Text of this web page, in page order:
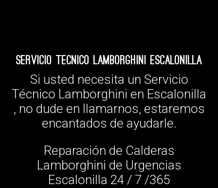
Servicio Tecnico Lamborghini Escalonilla
Si usted necesita un Servicio
Técnico Lamborghini en Escalonilla
, no dude en llamarnos, estaremos
encantados de ayudarle.
Reparación de Calderas
Lamborghini de Urgencias
Escalonilla 24 / 7 /365